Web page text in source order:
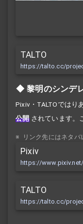
TALTO
https://talto.cc/
黎明のシンデ
Pixiv・TALTOではり
公開 されています。
※ リンク先にはネタバ
Pixiv
https://
TALTO
https://talto.cc/